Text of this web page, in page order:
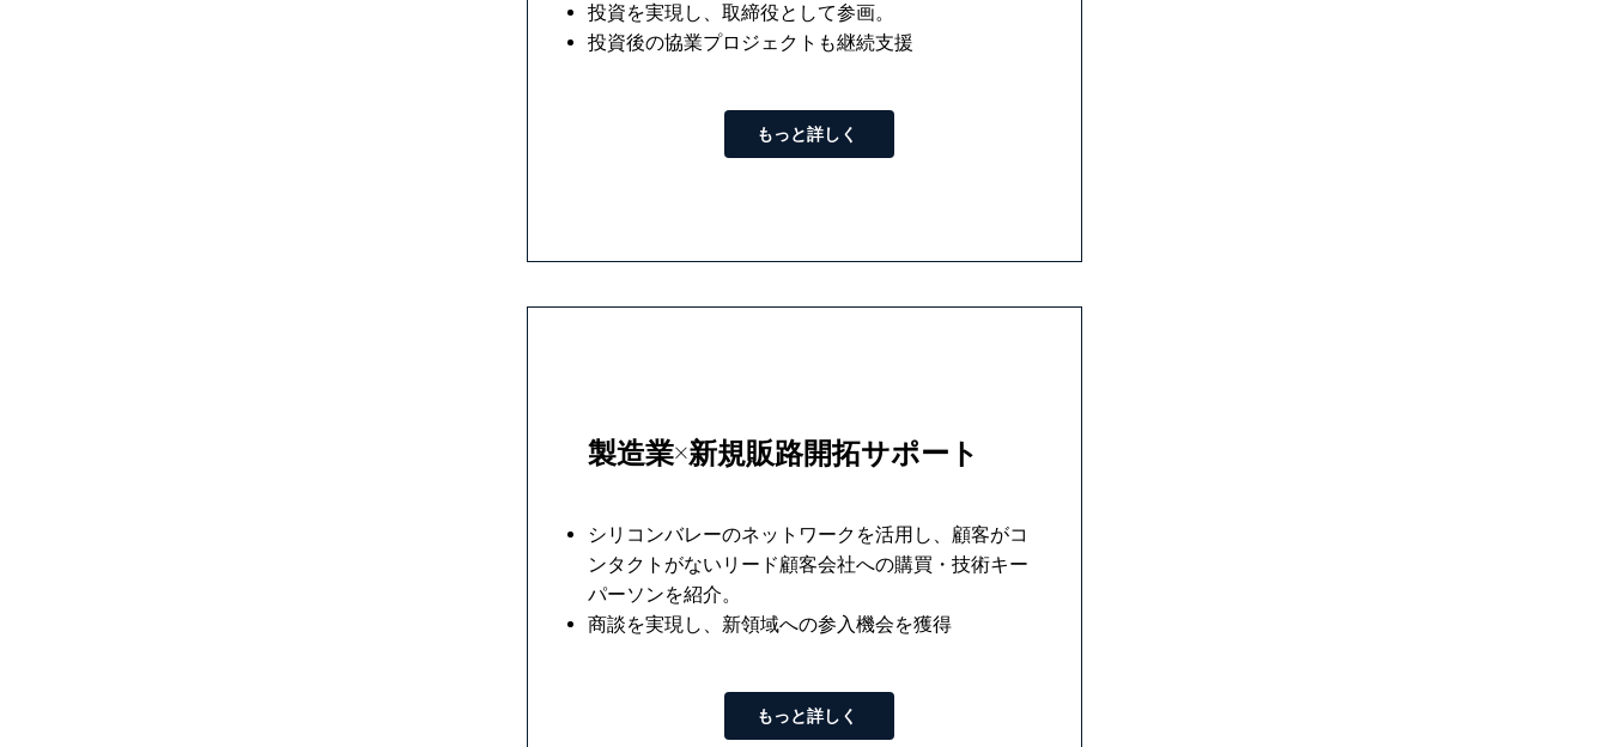
投資を実現し、取締役として参画。
投資後の協業プロジェクトも継続支援
もっと詳しく
製造業×新規販路開拓サポート
シリコンバレーのネットワークを活用し、 顧客がコ
ンタクトがないリード顧客会社への購買・技術キー
パーソンを紹介。
商談を実現し、新領域への参入機会を獲得
もっと詳しく